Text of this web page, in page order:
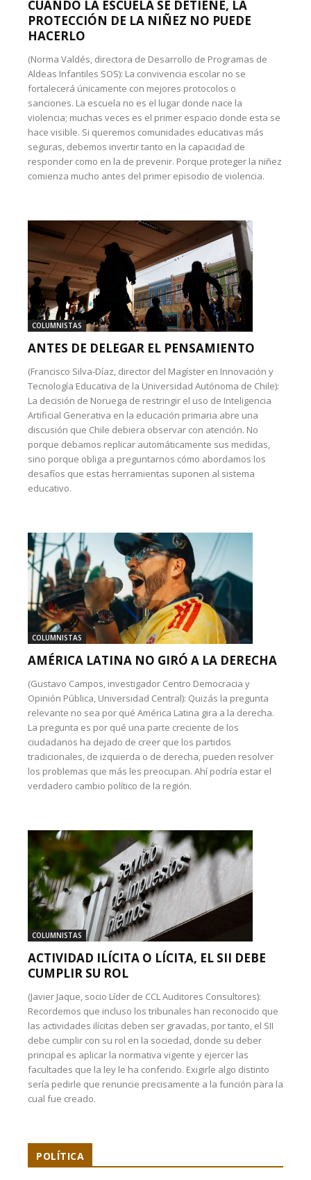
CUANDO LA ESCUELA SE DETIENE, LA
PROTECCIÓN DE LA NIÑEZ NO PUEDE
HACERLO
(Norma Valdés, directora de Desarrollo de Programas de
Aldeas Infantiles SOS): La convivencia escolar no se
fortalecerá únicamente con mejores protocolos o
sanciones. La escuela no es el lugar donde nace la
violencia; muchas veces es el primer espacio donde esta se
hace visible. Si queremos comunidades educativas más
seguras, debemos invertir tanto en la capacidad de
responder como en la de prevenir. Porque proteger la niñez
comienza mucho antes del primer episodio de violencia.
COLUMNISTAS
ANTES DE DELEGAR EL PENSAMIENTO
(Francisco Silva-Díaz, director del Magíster en Innovación y
Tecnología Educativa de la Universidad Autónoma de Chile):
La decisión de Noruega de restringir el uso de Inteligencia
Artificial Generativa en la educación primaria abre una
discusión que Chile debiera observar con atención. No
porque debamos replicar automáticamente sus medidas,
sino porque obliga a preguntarnos cómo abordamos los
desafíos que estas herramientas suponen al sistema
educativo.
COLUMNISTAS
AMÉRICA LATINA NO GIRÓ A LA DERECHA
(Gustavo Campos, investigador Centro Democracia y
Opinión Pública, Universidad Central): Quizás la pregunta
relevante no sea por qué América Latina gira a la derecha.
La pregunta es por qué una parte creciente de los
ciudadanos ha dejado de creer que los partidos
tradicionales, de izquierda o de derecha, pueden resolver
los problemas que más les preocupan. Ahí podría estar el
verdadero cambio político de la región.
COLUMNISTAS
ACTIVIDAD ILÍCITA O LÍCITA, EL SII DEBE
CUMPLIR SU ROL
(Javier Jaque, socio Líder de CCL Auditores Consultores):
Recordemos que incluso los tribunales han reconocido que
las actividades ilícitas deben ser gravadas, por tanto, el SII
debe cumplir con su rol en la sociedad, donde su deber
principal es aplicar la normativa vigente y ejercer las
facultades que la ley le ha conferido. Exigirle algo distinto
sería pedirle que renuncie precisamente a la función para la
cual fue creado.
POLÍTICA